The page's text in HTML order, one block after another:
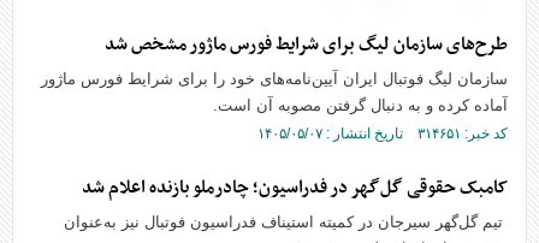
طرح‌های سازمان لیگ برای شرایط فورس ماژور مشخص شد
سازمان لیگ فوتبال ایران آیین‌نامه‌های خود را برای شرایط فورس ماژور
آماده کرده و به دنبال گرفتن مصوبه آن است.
کد خبر: ۳۱۴۶۵۱ تاریخ انتشار : ۱۴۰۵/۰۵/۰۷
کامبک حقوقی گل‌گهر در فدراسیون؛ چادرملو بازنده اعلام شد
تیم گل‌گهر سیرجان در کمیته استیناف فدراسیون فوتبال نیز به‌عنوان